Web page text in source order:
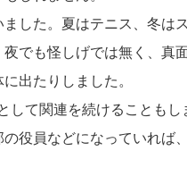
した。夏はテニス、冬は
でも怪しげでは無く、真
出たりしました。
て関連を続けることもし
役員などになっていれば